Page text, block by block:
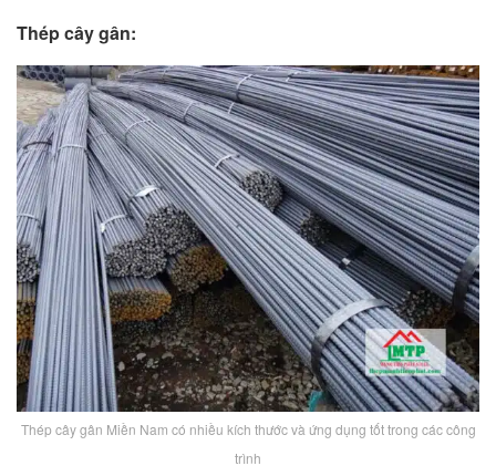
Thép cây gân:
Thép cây gân Miền Nam có nhiều kích thước và ứng dụng tốt trong các công
trình